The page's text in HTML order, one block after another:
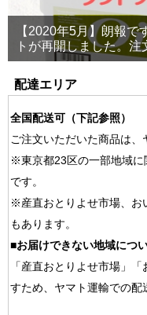
【2020年5月】朗報
トが再開しました。
配達エリア
全国配送可（下記参照）
ご注文いただいた商品は、
※東京都23区の一部地域に
です。
※産直おとりよせ市場、お
もあります。
■お届けできない地域につ
「産直おとりよせ市場」
すため、ヤマト運輸での